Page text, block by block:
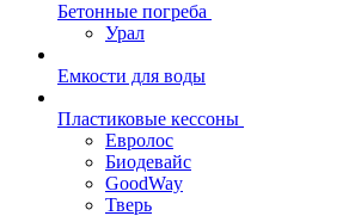
Бетонные погреба
Урал
Емкости для воды
Пластиковые кессоны
Евролос
Биодевайс
GoodWay
Тверь